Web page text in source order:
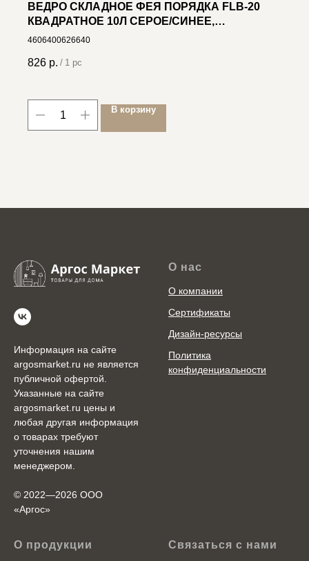
ВЕДРО СКЛАДНОЕ ФЕЯ ПОРЯДКА FLB-20
КВАДРАТНОЕ 10Л СЕРОЕ/СИНЕЕ,
ПЛАСТИК+СИЛИКОН
4606400626640
826 р. / 1 pc
В корзину
Информация на сайте
argosmarket.ru не является
публичной офертой.
Указанные на сайте
argosmarket.ru цены и
любая другая информация
о товарах требуют
уточнения нашим
менеджером.
© 2022—2026 ООО
«Аргоc»
О нас
О компании
Сертификаты
Дизайн-ресурсы
Политика
конфиденциальности
О продукции Связаться с нами